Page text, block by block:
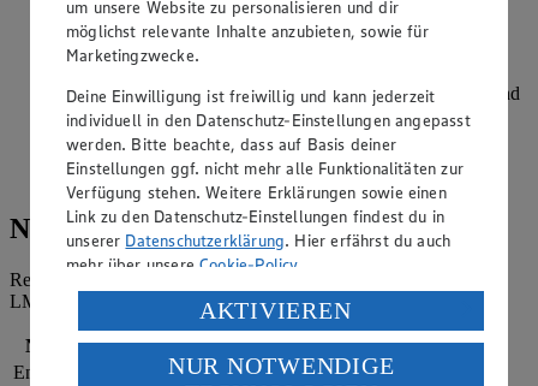
Im vorgeheizten Backofen bei 170 Grad mit Ober- und
Unterhitze (Umluft: 155 Grad) 40 Minuten backen.
Nachdem der Kuchen ausgekühlt ist, mit Walnusshälften und
Puderzucker dekorieren.
Fruchtfleisch von Mango und Banane zusammen mit dem
Orangensaft pürieren und zum Kuchen reichen.
Nährwerte
Referenzmenge für einen durchschnittlichen Erwachsenen laut
LMIV (8.400 kJ/2.000 kcal).
Nährwerte
pro Portion
Energie
1.005 kj (12 %)
um unsere Website zu personalisieren und dir
möglichst relevante Inhalte anzubieten, sowie für
Marketingzwecke.
Deine Einwilligung ist freiwillig und kann jederzeit
individuell in den Datenschutz-Einstellungen angepasst
werden. Bitte beachte, dass auf Basis deiner
Einstellungen ggf. nicht mehr alle Funktionalitäten zur
Verfügung stehen. Weitere Erklärungen sowie einen
Link zu den Datenschutz-Einstellungen findest du in
unserer Datenschutzerklärung. Hier erfährst du auch
mehr über unsereCookie-Policy.
Verarbeitung deiner personenbezogenen Daten in den
USA durch Facebook und YouTube:
Wenn du auf „Aktivieren“ klickst, willigst du im Sinne
AKTIVIEREN
NUR NOTWENDIGE